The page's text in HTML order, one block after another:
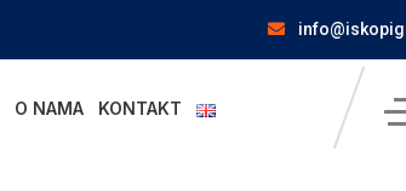
O NAMA KONTAKT